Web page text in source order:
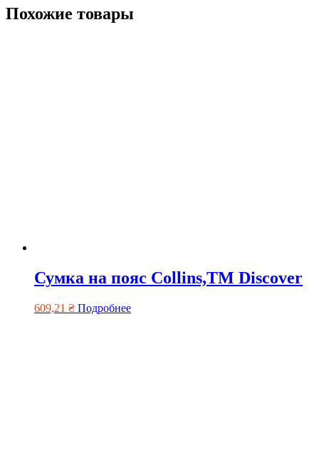
Похожие товары
Сумка на пояс Collins,TM Discover
609,21 ₴ Подробнее